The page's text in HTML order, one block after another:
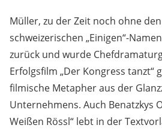
Müller, zu der Zeit noch ohne
schweizerischen „Einigen“-
zurück und wurde
Erfolgsfilm „Der Kongress tanzt“
filmische Metapher aus der
Unternehmens. Auch Benatzkys
Weißen Rössl“ lebt in der